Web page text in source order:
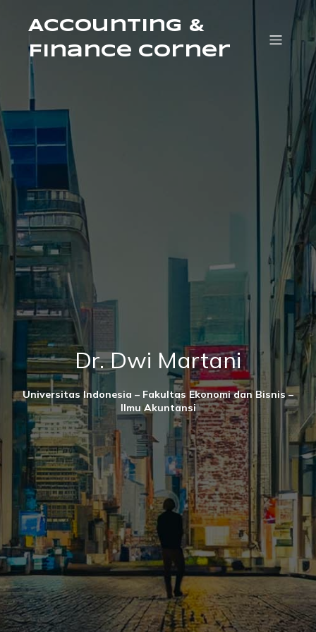
Accounting &
Finance Corner
Dr. Dwi Martani
Universitas Indonesia – Fakultas Ekonomi dan Bisnis –
Ilmu Akuntansi